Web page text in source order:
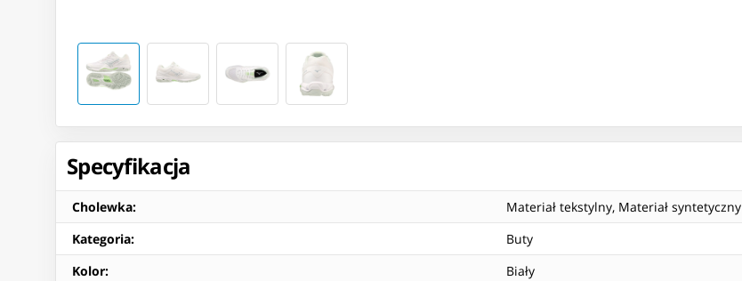
Specyfikacja
Cholewka:
Materiał tekstylny, Materiał syntetyczny
Kategoria:
Buty
Kolor:
Biały